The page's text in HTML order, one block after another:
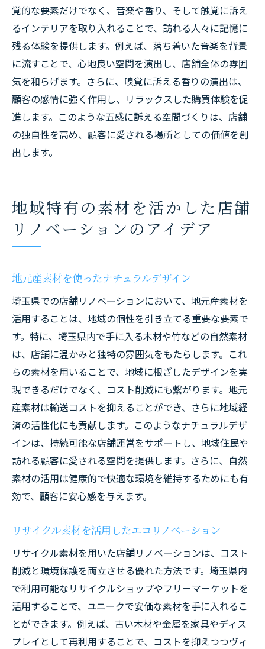
覚的な要素だけでなく、音楽や香り、そして触覚に訴え
るインテリアを取り入れることで、訪れる人々に記憶に
残る体験を提供します。例えば、落ち着いた音楽を背景
に流すことで、心地良い空間を演出し、店舗全体の雰囲
気を和らげます。さらに、嗅覚に訴える香りの演出は、
顧客の感情に強く作用し、リラックスした購買体験を促
進します。このような五感に訴える空間づくりは、店舗
の独自性を高め、顧客に愛される場所としての価値を創
出します。
地域特有の素材を活かした店舗
リノベーションのアイデア
地元産素材を使ったナチュラルデザイン
埼玉県での店舗リノベーションにおいて、地元産素材を
活用することは、地域の個性を引き立てる重要な要素で
す。特に、埼玉県内で手に入る木材や竹などの自然素材
は、店舗に温かみと独特の雰囲気をもたらします。これ
らの素材を用いることで、地域に根ざしたデザインを実
現できるだけでなく、コスト削減にも繋がります。地元
産素材は輸送コストを抑えることができ、さらに地域経
済の活性化にも貢献します。このようなナチュラルデザ
インは、持続可能な店舗運営をサポートし、地域住民や
訪れる顧客に愛される空間を提供します。さらに、自然
素材の活用は健康的で快適な環境を維持するためにも有
効で、顧客に安心感を与えます。
リサイクル素材を活用したエコリノベーション
リサイクル素材を用いた店舗リノベーションは、コスト
削減と環境保護を両立させる優れた方法です。埼玉県内
で利用可能なリサイクルショップやフリーマーケットを
活用することで、ユニークで安価な素材を手に入れるこ
とができます。例えば、古い木材や金属を家具やディス
プレイとして再利用することで、コストを抑えつつヴィ